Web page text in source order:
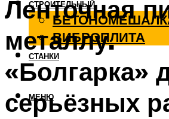
СТРОИТЕЛЬНЫЙ
ВИБРОПЛИТА
СТАНКИ
МЕНЮ
Ленточная
металлу.
«Болгарка»
серьёзных